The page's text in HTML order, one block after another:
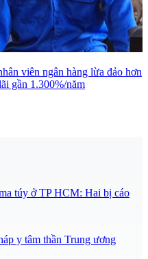
viên ngân hàng lừa đảo hơn
gần 1.300%/năm
túy ở TP HCM: Hai bị cáo
y tâm thần Trung ương